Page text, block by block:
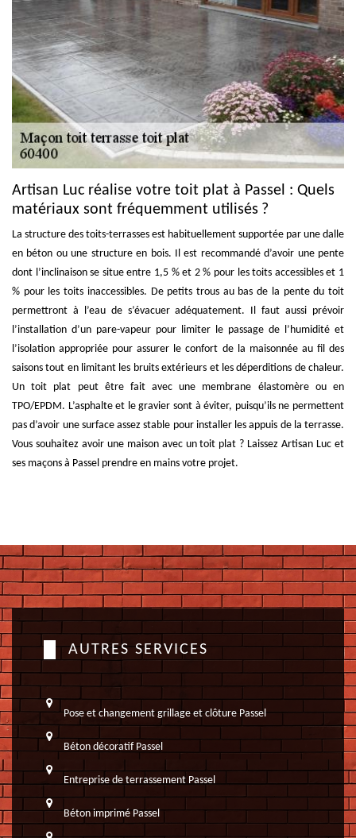
Artisan Luc réalise votre toit plat à Passel : Quels
matériaux sont fréquemment utilisés ?
La structure des toits-terrasses est habituellement supportée par une dalle
en béton ou une structure en bois. Il est recommandé d’avoir une pente
dont l’inclinaison se situe entre 1,5 % et 2 % pour les toits accessibles et 1
% pour les toits inaccessibles. De petits trous au bas de la pente du toit
permettront à l’eau de s’évacuer adéquatement. Il faut aussi prévoir
l’installation d’un pare-vapeur pour limiter le passage de l’humidité et
l’isolation appropriée pour assurer le confort de la maisonnée au fil des
saisons tout en limitant les bruits extérieurs et les déperditions de chaleur.
Un toit plat peut être fait avec une membrane élastomère ou en
TPO/EPDM. L’asphalte et le gravier sont à éviter, puisqu’ils ne permettent
pas d’avoir une surface assez stable pour installer les appuis de la terrasse.
Vous souhaitez avoir une maison avec un toit plat ? Laissez Artisan Luc et
ses maçons à Passel prendre en mains votre projet.
AUTRES SERVICES
Pose et changement grillage et clôture Passel
Béton décoratif Passel
Entreprise de terrassement Passel
Béton imprimé Passel